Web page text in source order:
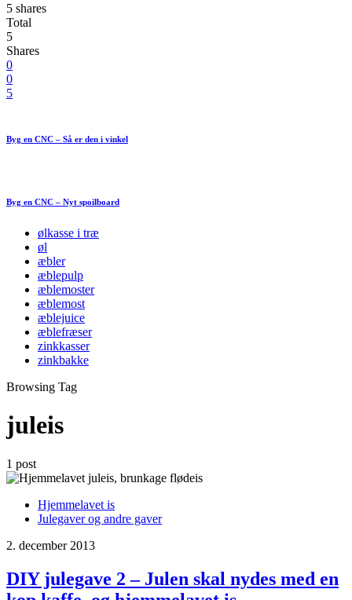
5 shares
Total
5
Shares
0
0
5
Byg en CNC – Så er den i vinkel
Byg en CNC – Nyt spoilboard
ølkasse i træ
øl
æbler
æblepulp
æblemoster
æblemost
æblejuice
æblefræser
zinkkasser
zinkbakke
Browsing Tag
juleis
1 post
Hjemmelavet is
Julegaver og andre gaver
2. december 2013
DIY julegave 2 – Julen skal nydes med en